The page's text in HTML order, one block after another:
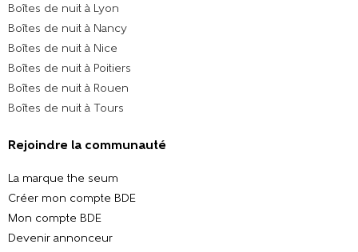
Boîtes de nuit à Lyon
Boîtes de nuit à Nancy
Boîtes de nuit à Nice
Boîtes de nuit à Poitiers
Boîtes de nuit à Rouen
Boîtes de nuit à Tours
Rejoindre la communauté
La marque the seum
Créer mon compte BDE
Mon compte BDE
Devenir annonceur